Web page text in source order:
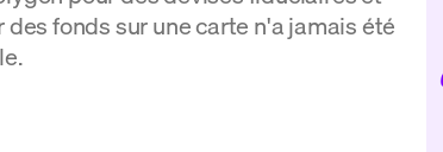
fonds sur une carte n'a jamais été